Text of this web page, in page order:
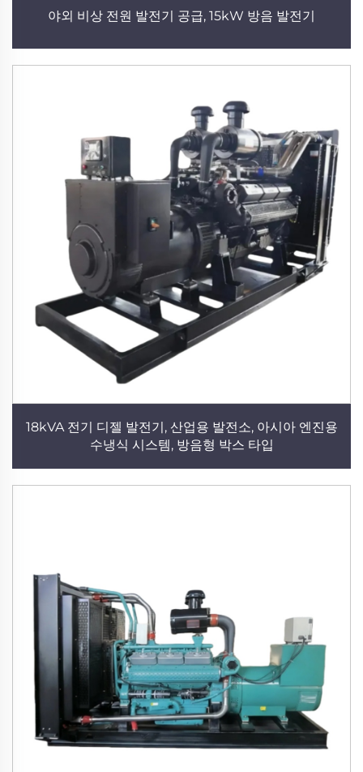
야외 비상 전원 발전기 공급, 15kW 방음 발전기
18kVA 전기 디젤 발전기, 산업용 발전소, 아시아 엔진용
수냉식 시스템, 방음형 박스 타입